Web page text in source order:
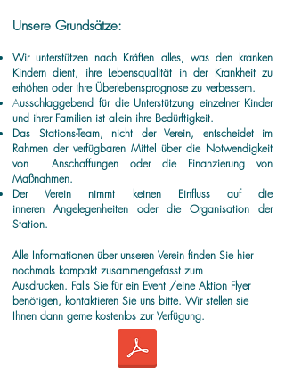
Unsere Grundsätze:
Wir unterstützen nach Kräften alles, was den kranken
Kindern dient, ihre Lebensqualität in der Krankheit zu
erhöhen oder ihre Überlebensprognose zu verbessern.
Ausschlaggebend für die Unterstützung einzelner Kinder
und ihrer Familien ist allein ihre Bedürftigkeit.
Das Stations-Team, nicht der Verein, entscheidet im
Rahmen der verfügbaren Mittel über die Notwendigkeit
von Anschaffungen oder die Finanzierung von
Maßnahmen.
Der Verein nimmt keinen Einfluss auf die
inneren Angelegenheiten oder die Organisation der
Station.
Alle Informationen über unseren Verein finden Sie hier
nochmals kompakt zusammengefasst zum
Ausdrucken. Falls Sie für ein Event /eine Aktion Flyer
benötigen, kontaktieren Sie uns bitte. Wir stellen sie
Ihnen dann gerne kostenlos zur Verfügung.